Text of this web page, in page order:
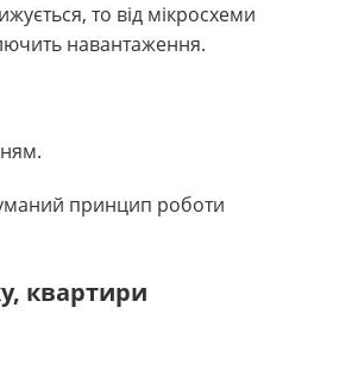
то від мікросхеми
навантаження.
принцип роботи
квартири